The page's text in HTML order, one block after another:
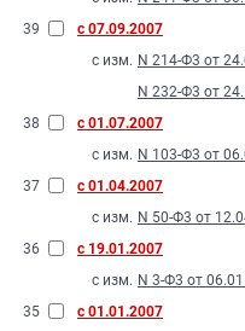
39
с 07.09.2007
с изм. N 214-Ф3 от
N 232-Ф3 от
38
с 01.07.2007
с изм. N 103-Ф3 от
37
с 01.04.2007
с изм. N 50-Ф3 от
36
с 19.01.2007
с изм. N 3-Ф3 от
35
с 01.01.2007